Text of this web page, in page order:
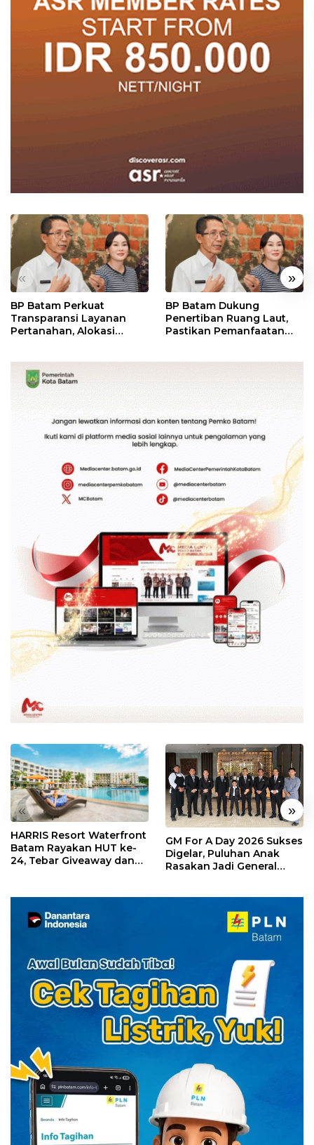
« »
BP Batam Perkuat
Transparansi Layanan
Pertanahan, Alokasi
BP Batam Dukung
Penertiban Ruang Laut,
Pastikan Pemanfaatan
« »
HARRIS Resort Waterfront
Batam Rayakan HUT ke-
24, Tebar Giveaway dan
GM For A Day 2026 Sukses
Digelar, Puluhan Anak
Rasakan Jadi General